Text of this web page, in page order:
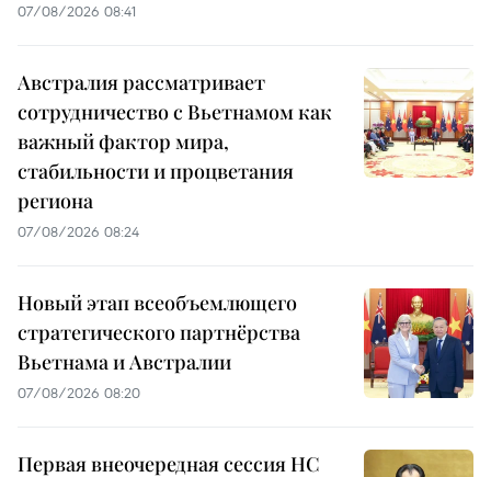
07/08/2026 08:41
Австралия рассматривает
сотрудничество с Вьетнамом как
важный фактор мира,
стабильности и процветания
региона
07/08/2026 08:24
Новый этап всеобъемлющего
стратегического партнёрства
Вьетнама и Австралии
07/08/2026 08:20
Первая внеочередная сессия НС